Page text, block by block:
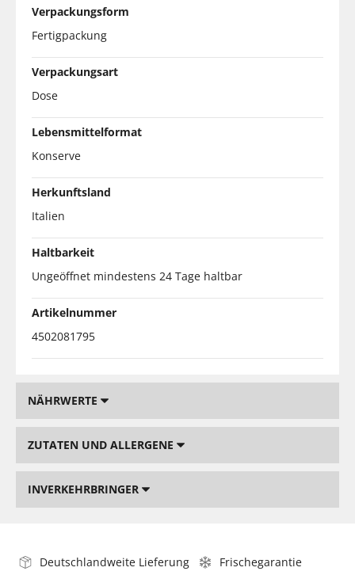
Verpackungsform
Fertigpackung
Verpackungsart
Dose
Lebensmittelformat
Konserve
Herkunftsland
Italien
Haltbarkeit
Ungeöffnet mindestens 24 Tage haltbar
Artikelnummer
4502081795
NÄHRWERTE
ZUTATEN UND ALLERGENE
INVERKEHRBRINGER
Deutschlandweite Lieferung
Frischegarantie